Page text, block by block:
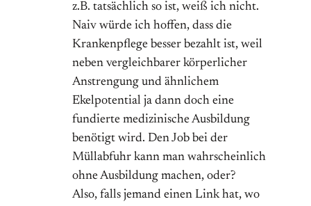
z.B. tatsächlich so ist, weiß ich nicht.
Naiv würde ich hoffen, dass die
Krankenpflege besser bezahlt ist, weil
neben vergleichbarer körperlicher
Anstrengung und ähnlichem
Ekelpotential ja dann doch eine
fundierte medizinische Ausbildung
benötigt wird. Den Job bei der
Müllabfuhr kann man wahrscheinlich
ohne Ausbildung machen, oder?
Also, falls jemand einen Link hat, wo